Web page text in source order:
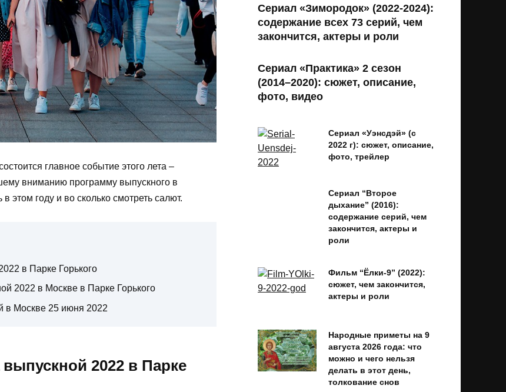
главное событие этого лета –
вниманию программу выпускного в
этом году и во сколько смотреть салют.
в Парке Горького
2022 в Москве в Парке Горького
в Москве 25 июня 2022
2022 в Парке
Сериал «Зимородок» (2022-2024):
содержание всех 73 серий, чем
закончится, актеры и роли
Сериал «Практика» 2 сезон
(2014–2020): сюжет, описание,
фото, видео
Сериал «Уэнсдэй» (с
2022 г): сюжет, описание,
фото, трейлер
Сериал “Второе
дыхание” (2016):
содержание серий, чем
закончится, актеры и
роли
Фильм “Ёлки-9” (2022):
сюжет, чем закончится,
актеры и роли
Народные приметы на 9
августа 2026 года: что
можно и чего нельзя
делать в этот день,
толкование снов